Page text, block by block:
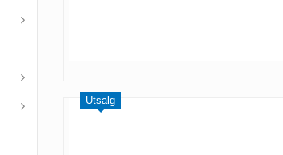
Utsalg